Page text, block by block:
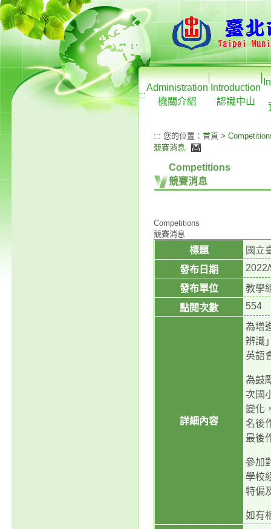
:::
Administration
機關介紹
Introduction
認識中山
::: 您的位置： 首頁 >
競賽消息.
Competitions
競賽消息
Competitions
競賽消息
標題
國立
發布日期
發布單位
教學
點閱次數
554
詳細內容
為增
辨識
英語
為鼓
次國
變化
名後
最後
參加
學校
特偏
如有